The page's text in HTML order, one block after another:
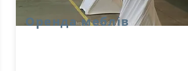
Оренда меблів